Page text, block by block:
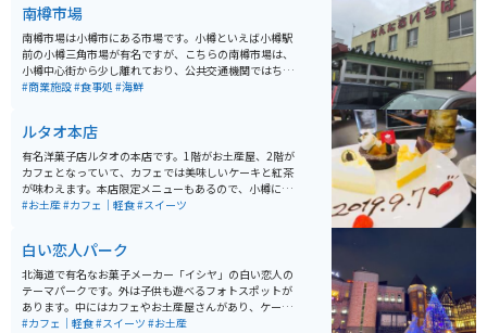
南樽市場
南樽市場は小樽市にある市場です。小樽といえば小樽駅
前の小樽三角市場が有名ですが、こちらの南樽市場は、
小樽中心街から少し離れており、公共交通機関ではちょ
っと行きにくい場所です。その代わり地元住民愛用の穴
#商業施設#食事処 #海鮮
ルタオ本店
有名洋菓子店ルタオの本店です。1階がお土産屋、2階が
カフェとなっていて、カフェでは美味しいケーキと紅茶
が味わえます。本店限定メニューもあるので、小樽に来
たら必ず寄りたいお店です。あまり知られていません
茶缶を買っても喜ばれます。
#お土産#カフェ｜軽食#スイーツ
白い恋人パーク
北海道で有名なお菓子メーカー「イシヤ」の白い恋人の
テーマパークです。外は子供も遊べるフォトスポットが
あります。中にはカフェやお土産屋さんがあり、ケーキ
や、パフェを楽しめます。工場が併設しているので有料
#カフェ｜軽食#スイーツ #お土産